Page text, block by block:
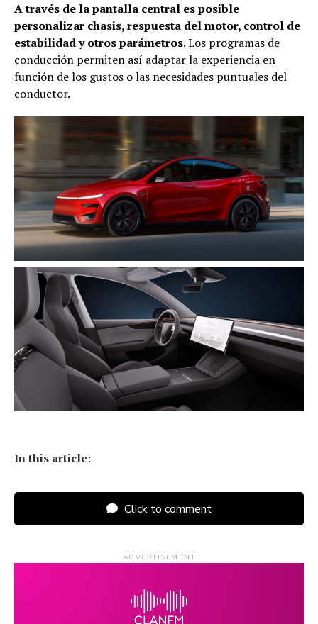
A través de la pantalla central es posible
personalizar chasis, respuesta del motor, control de
estabilidad y otros parámetros. Los programas de
conducción permiten así adaptar la experiencia en
función de los gustos o las necesidades puntuales del
conductor.
In this article:
Click to comment
ADVERTISEMENT